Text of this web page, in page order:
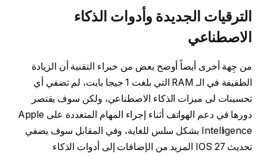
الترقيات الجديدة وأدوات الذكاء
الاصطناعي
من جِهة أخرى أيضاً أوضح بعض من خبراء التقنية أن الزيادة
الطفيفة في الـ RAM التي بلغت 1 جيجا بايت، لم تضفي أي
تحسينات لى ميزات الذكاء الاصطناعي، ولكن سوف يقتصر
دورها في دعم الهواتف أثناء إجراء المهام المتعددة على Apple
Intelligence بشكل سلس للغاية، وفي المقابل سوف يضفي
تحديث IOS 27 المزيد من الإضافات إلى أدوات الذكاء